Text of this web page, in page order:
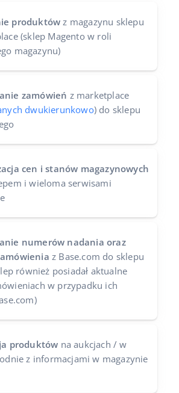
produktów z magazynu sklepu
(sklep Magento w roli
magazynu)
zamówień z marketplace
dwukierunkowo) do sklepu
cen i stanów magazynowych
i wieloma serwisami
numerów nadania oraz
z Base.com do sklepu
również posiadał aktualne
w przypadku ich
produktów na aukcjach / w
z informacjami w magazynie